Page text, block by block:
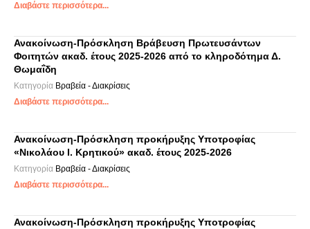
Διαβάστε περισσότερα...
Ανακοίνωση-Πρόσκληση Βράβευση Πρωτευσάντων
Φοιτητών ακαδ. έτους 2025-2026 από το κληροδότημα Δ.
Θωμαΐδη
Κατηγορία Βραβεία - Διακρίσεις
Διαβάστε περισσότερα...
Ανακοίνωση-Πρόσκληση προκήρυξης Υποτροφίας
«Νικολάου Ι. Κρητικού» ακαδ. έτους 2025-2026
Κατηγορία Βραβεία - Διακρίσεις
Διαβάστε περισσότερα...
Ανακοίνωση-Πρόσκληση προκήρυξης Υποτροφίας